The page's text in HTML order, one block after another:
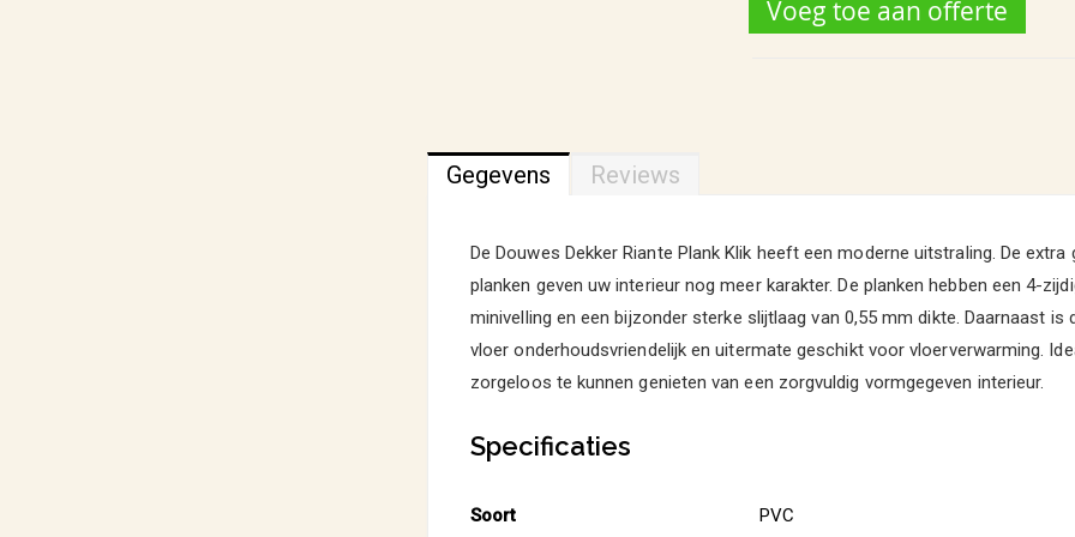
Voeg toe aan offerte
Gegevens
De Douwes Dekker Riante Plank Klik heeft een moderne uitstraling. De extra
planken geven uw interieur nog meer karakter. De planken hebben een 4-
minivelling en een bijzonder sterke slijtlaag van 0,55 mm dikte. Daarnaast is
vloer onderhoudsvriendelijk en uitermate geschikt voor vloerverwarming.
zorgeloos te kunnen genieten van een zorgvuldig vormgegeven interieur.
Specificaties
Soort PVC
Reviews